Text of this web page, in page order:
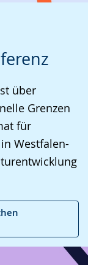
über
Grenzen
für
Westfalen-